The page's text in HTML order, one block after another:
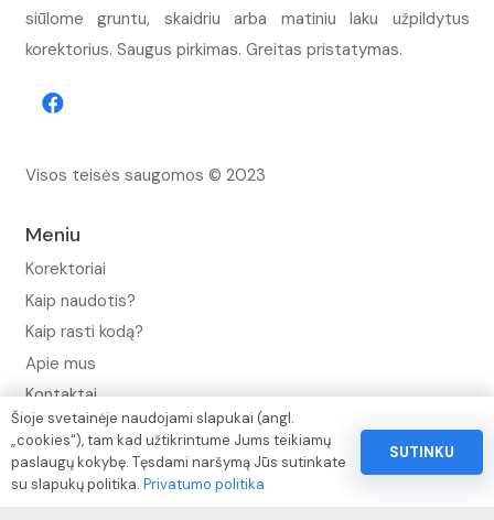
siūlome gruntu, skaidriu arba matiniu laku užpildytus
korektorius. Saugus pirkimas. Greitas pristatymas.
Visos teisės saugomos © 2023
Meniu
Korektoriai
Kaip naudotis?
Kaip rasti kodą?
Apie mus
Kontaktai
Privatumo politika
Pinigų ir prekių grąžinimo politika
Šioje svetainėje naudojami slapukai (angl.
„cookies“), tam kad užtikrintume Jums teikiamų
paslaugų kokybę. Tęsdami naršymą Jūs sutinkate
su slapukų politika. Privatumo politika
SUTINKU